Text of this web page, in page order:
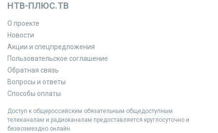
НТВ-ПЛЮС.ТВ
О проекте
Новости
Акции и спецпредложения
Пользовательское соглашение
Обратная связь
Вопросы и ответы
Способы оплаты
Доступ к общероссийским обязательным общедоступным
телеканалам и радиоканалам предоставляется круглосуточно и
безвозмездно онлайн.